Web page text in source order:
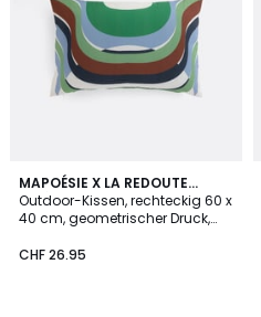
MAPOÉSIE X LA REDOUTE
INTÉRIEURS
Outdoor-Kissen, rechteckig 60 x
40 cm, geometrischer Druck,
CHF 26.95